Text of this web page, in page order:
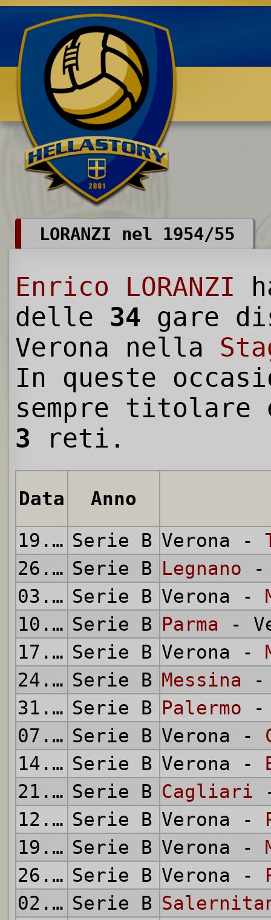
Benvenuti su HELLASTORY.net
LORANZI nel 1954/55
Enrico LORANZI
delle 34 gare
Verona nella
In queste
sempre titolare
3 reti.
Data Anno
19.09.1954 Serie B Verona -
26.09.1954 Serie B Legnano -
03.10.1954 Serie B Verona -
10.10.1954 Serie B Parma -
17.10.1954 Serie B Verona -
24.10.1954 Serie B Messina -
31.10.1954 Serie B Palermo -
07.11.1954 Serie B Verona -
14.11.1954 Serie B Verona -
21.11.1954 Serie B Cagliari
12.12.1954 Serie B Verona -
19.12.1954 Serie B Verona -
26.12.1954 Serie B Verona -
02.01.1955 Serie B